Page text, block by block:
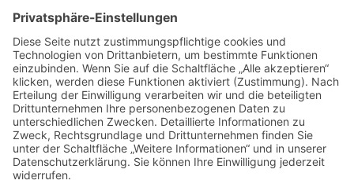
verwendetes Betriebssystem
Referrer URL
Hostname des zugreifenden Rechners
Uhrzeit der Serveranfrage
IP-Adresse
Eine Zusammenführung dieser Daten mit anderen
Datenquellen wird nicht vorgenommen.